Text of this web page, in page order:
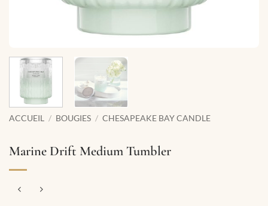
ACCUEIL / BOUGIES / CHESAPEAKE BAY CANDLE
Marine Drift Medium Tumbler